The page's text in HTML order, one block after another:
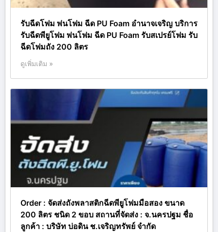
รับฉีดโฟม พ่นโฟม ฉีด PU Foam อำนาจเจริญ บริการ
รับฉีดพียูโฟม พ่นโฟม ฉีด PU Foam รับสเปรย์โฟม รับ
ฉีดโฟมถัง 200 ลิตร
ดูเพิ่มเติม »
Order : จัดส่งถังพลาสติกฉีดพียูโฟมมือสอง ขนาด
200 ลิตร ชนิด 2 ขอบ สถานที่จัดส่ง : จ.นครปฐม ชื่อ
ลูกค้า : บริษัท บ่อดิน ช.เจริญทรัพย์ จำกัด